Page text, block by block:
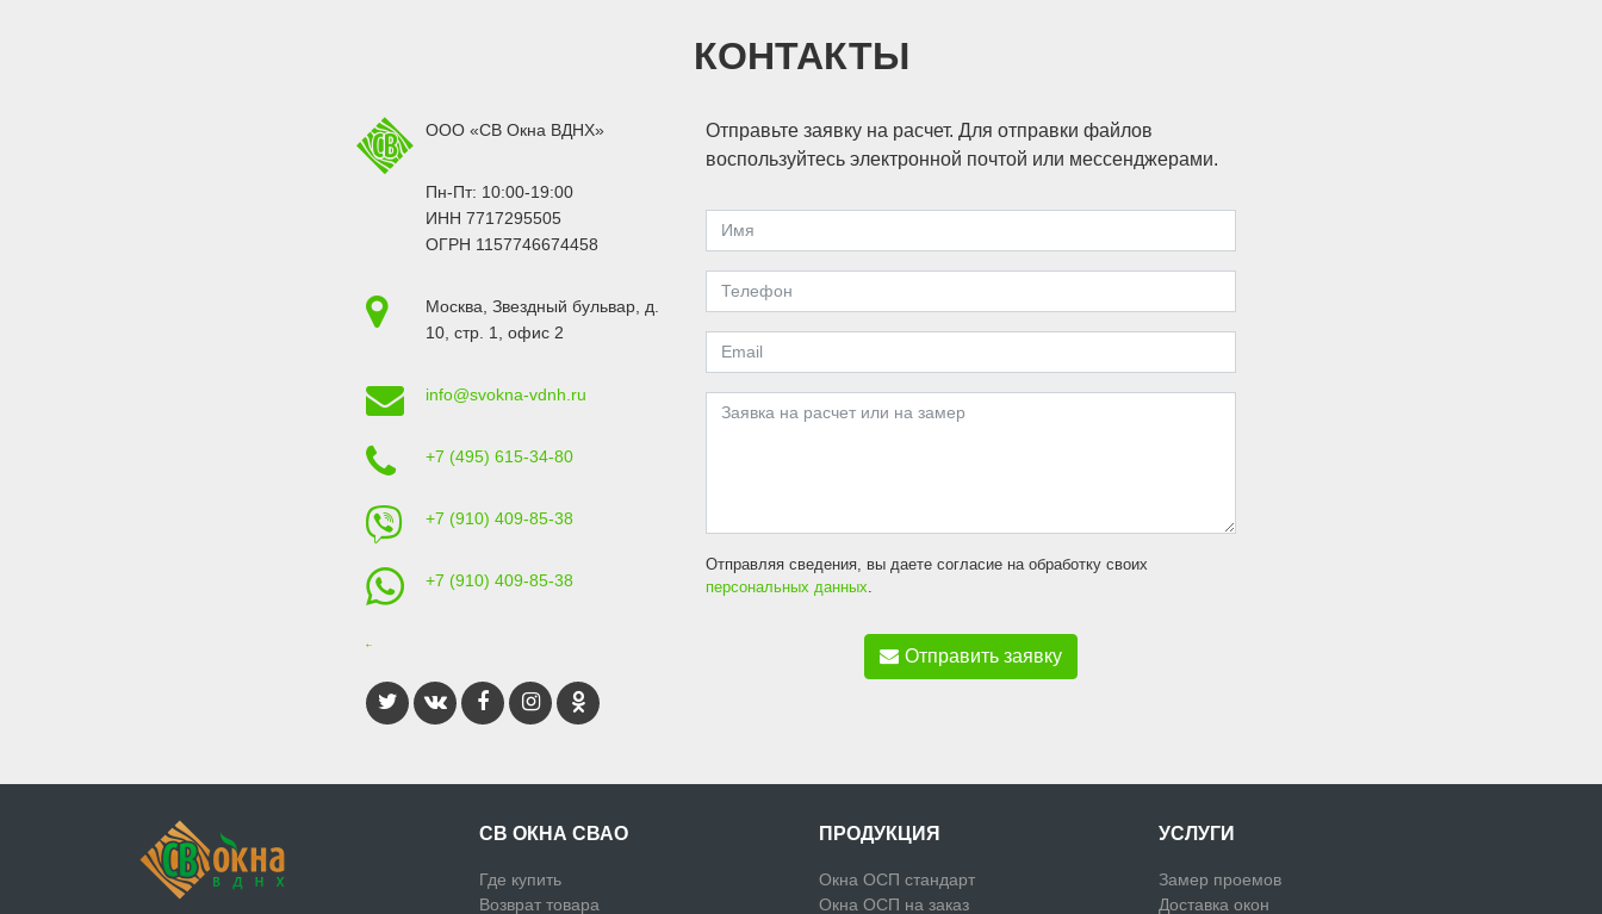
КОНТАКТЫ
ООО «СВ Окна ВДНХ»
Пн-Пт: 10:00-19:00
ИНН 7717295505
ОГРН 1157746674458
Москва, Звездный бульвар, д.
10, стр. 1, офис 2
info@svokna-vdnh.ru
+7 (495) 615-34-80
+7 (910) 409-85-38
+7 (910) 409-85-38
Отправьте заявку на расчет. Для отправки файлов
воспользуйтесь электронной почтой или мессенджерами.
Отправляя сведения, вы даете согласие на обработку своих
персональных данных.
Отправить заявку
СВ ОКНА СВАО
Где купить
Возврат товара
ПРОДУКЦИЯ
Окна ОСП стандарт
Окна ОСП на заказ
УСЛУГИ
Замер проемов
Доставка окон